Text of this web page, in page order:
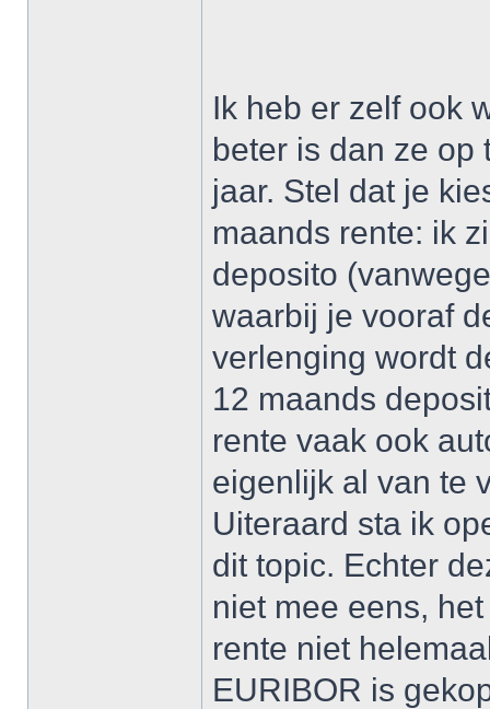
Ik heb er zelf ook
beter is dan ze op
jaar. Stel dat je
maands rente: ik
deposito
waarbij je vooraf
verlenging wordt
12 maands
rente vaak ook
eigenlijk al van te
Uiteraard sta ik
dit topic. Echter
niet mee eens,
rente niet
EURIBOR is